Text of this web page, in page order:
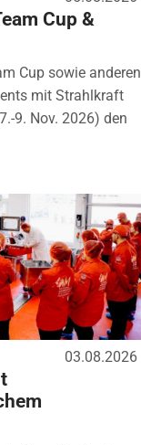
Cup &
Cup sowie anderen
mit Strahlkraft
9. Nov. 2026) den
03.08.2026